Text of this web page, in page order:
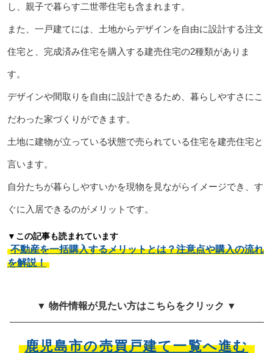
し、親子で暮らす二世帯住宅も含まれます。
また、一戸建てには、土地からデザインを自由に設計する注文
住宅と、完成済み住宅を購入する建売住宅の2種類がありま
す。
デザインや間取りを自由に設計できるため、暮らしやすさにこ
だわった家づくりができます。
土地に建物が立っている状態で売られている住宅を建売住宅と
言います。
自分たちが暮らしやすいかを現物を見ながらイメージでき、す
ぐに入居できるのがメリットです。
▼この記事も読まれています
不動産を一括購入するメリットとは？注意点や購入の流れ
を解説！
▼ 物件情報が見たい方はこちらをクリック ▼
鹿児島市の売買戸建て一覧へ進む